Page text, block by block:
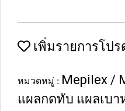
เพิ่มรายการโปร
หมวดหมู่ : Mepilex /
แผลกดทับ แผลเบา